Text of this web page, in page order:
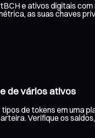
e ativos digitais
as suas chaves
de vários ativos
de tokens em uma
Verifique os